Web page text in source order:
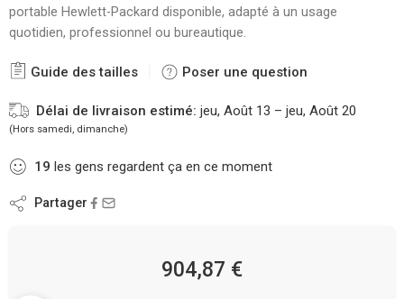
portable Hewlett-Packard disponible, adapté à un usage
quotidien, professionnel ou bureautique.
Guide des tailles Poser une question
Délai de livraison estimé: jeu, Août 13 – jeu, Août 20
(Hors samedi, dimanche)
19 les gens regardent ça en ce moment
Partager
904,87 €